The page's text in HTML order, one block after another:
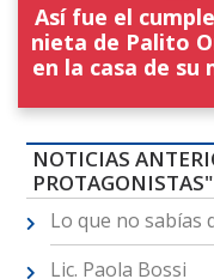
Así fue el
nieta de Palito
en la casa de su
NOTICIAS
PROTAGONISTAS"
Lo que no sabías
Lic. Paola Bossi